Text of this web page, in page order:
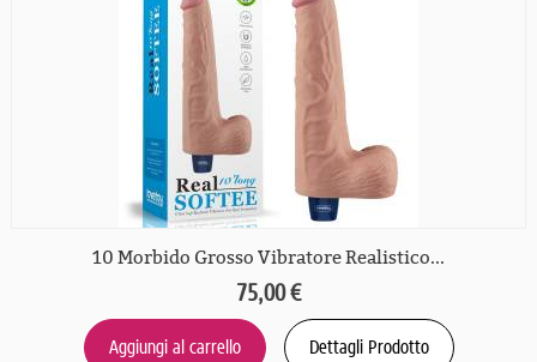
10 Morbido Grosso Vibratore Realistico...
75,00 €
Aggiungi al carrello Dettagli Prodotto